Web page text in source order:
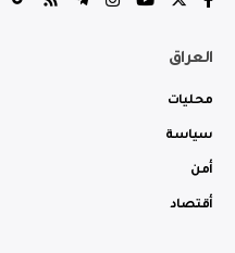
العراق
محليات
سياسة
أمن
أقتصاد